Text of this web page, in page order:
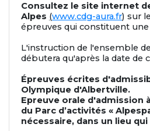
Consultez le site internet
Alpes (www.cdg-aura.fr) sur
épreuves qui constituent
L'instruction de l'ensemble
débutera qu'après la date de
Épreuves écrites
Olympique d'Albertville.
Epreuve orale d'admission
du Parc d’activités «
nécessaire, dans un lieu